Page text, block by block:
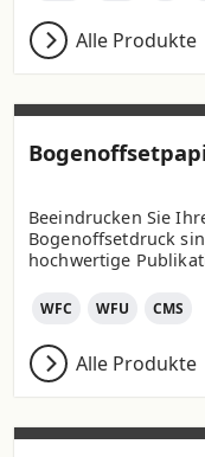
Alle Produkte
Beeindrucken Sie
Bogenoffsetdruck
hochwertige
WFC WFU CMS
Alle Produkte